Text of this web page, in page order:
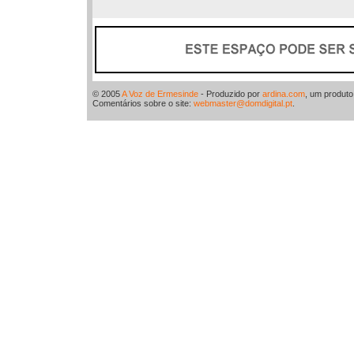
© 2005A Voz de Ermesinde - Produzido por ardina.com , um
Comentários sobre o site: webmaster@domdigital.pt